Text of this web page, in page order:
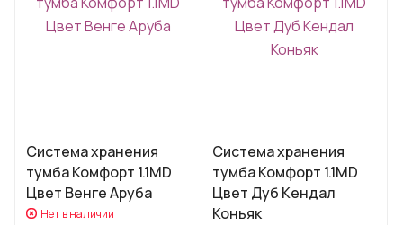
Система хранения
тумба Комфорт 1.1MD
Цвет Венге Аруба
Нет в наличии
Система хранения
тумба Комфорт 1.1MD
Цвет Дуб Кендал
Коньяк